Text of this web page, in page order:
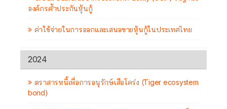
องค์กรค้ำประกันหุ้นกู้
ค่าใช้จ่ายในการออกและเสนอขายหุ้นกู้ในประเทศไทย
2024
ตราสารหนี้เพื่อการอนุรักษ์เสือโคร่ง (Tiger ecosystem
bond)